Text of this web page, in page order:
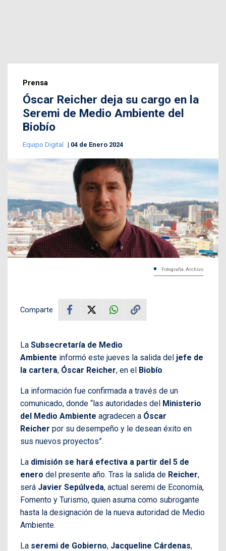
Prensa
Óscar Reicher deja su cargo en la
Seremi de Medio Ambiente del
Biobío
Equipo Digital 04 de Enero 2024
Fotografía: Archivo
Comparte
La Subsecretaría de Medio
Ambiente informó este jueves la salida del jefe de
la cartera, Óscar Reicher, en el Biobío.
La información fue confirmada a través de un
comunicado, donde “las autoridades del Ministerio
del Medio Ambiente agradecen a Óscar
Reicher por su desempeño y le desean éxito en
sus nuevos proyectos”.
La dimisión se hará efectiva a partir del 5 de
enero del presente año. Tras la salida de Reicher,
será Javier Sepúlveda, actual seremi de Economía,
Fomento y Turismo, quien asuma como subrogante
hasta la designación de la nueva autoridad de Medio
Ambiente.
La seremi de Gobierno, Jacqueline Cárdenas,